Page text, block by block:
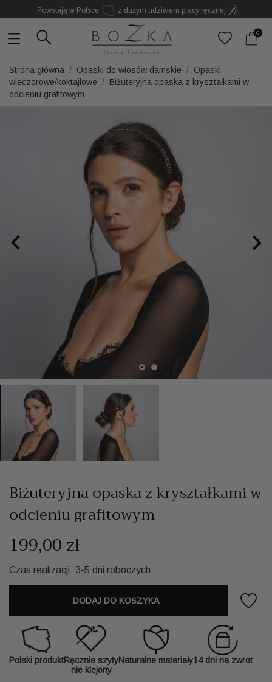
Powstają w Polsce z dużym udziałem pracy ręcznej
Twój znak rozpoznawczy. Nie kolejny dodatek 0
Strona główna Opaski do włosów damskie
Opaski
wieczorowe/koktajlowe
Biżuteryjna opaska z kryształkami w
odcieniu grafitowym
 
Biżuteryjna opaska z kryształkami w
odcieniu grafitowym
199,00 zł
Czas realizacji: 3-5 dni roboczych
DODAJ DO KOSZYKA
Polski produktRęcznie szyty
nie klejony
Naturalne materiały14 dni na zwrot